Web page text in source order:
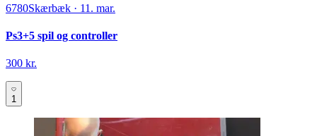
6780Skærbæk · 11. mar.
Ps3+5 spil og controller
300 kr.
1